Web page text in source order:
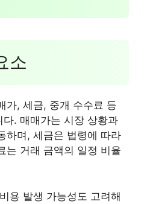
소
가, 세금, 중개 수수료 등
. 매매가는 시장 상황과
하며, 세금은 법령에 따라
는 거래 금액의 일정 비율
용 발생 가능성도 고려해